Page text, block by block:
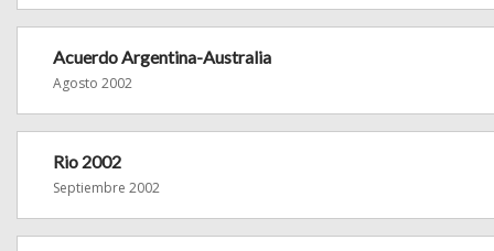
Acuerdo Argentina-Australia
Agosto 2002
Rio 2002
Septiembre 2002